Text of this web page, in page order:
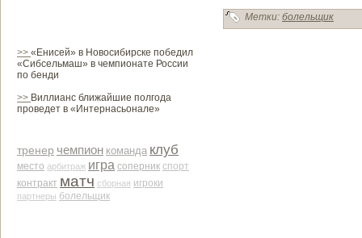
>> «Енисей» в Новосибирске победил
«Сибсельмаш» в чемпионате России
по бенди
>> Виллианс ближайшие полгода
проведет в «Интернасьонале»
тренер чемпион команда клуб
место арби­траж игра соперник спорт
контракт матч сборная игроки
партнеры болельщик
Метки: болельщик